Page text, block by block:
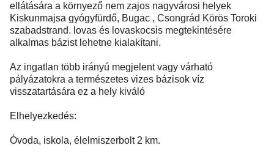
ellátására a környező nem zajos nagyvárosi helyek
Kiskunmajsa gyógyfürdő, Bugac , Csongrád Körös Toroki
szabadstrand. lovas és lovaskocsis megtekintésére
alkalmas bázist lehetne kialakítani.
Az ingatlan több irányú megjelent vagy várható
pályázatokra a természetes vizes bázisok víz
visszatartására ez a hely kiváló
Elhelyezkedés:
Óvoda, iskola, élelmiszerbolt 2 km.